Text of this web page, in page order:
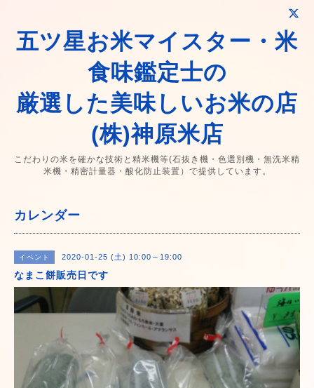
五ツ星お米マイスター・米
食味鑑定士の
厳選した美味しいお米の店
(株)神原米店
こだわりの米を確かな技術と精米機等(石抜き機・色選別機・無洗米精
米機・精密計量器・酸化防止装置）で提供しています。
カレンダー
イベント 2020-01-25 (土) 10:00～19:00
なまこ餅販売日です